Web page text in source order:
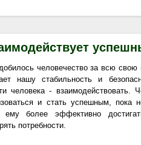
человечество за всю
нашу стабильность и
человека -
и стать успешным, пока
ему более эффективно
потребности.